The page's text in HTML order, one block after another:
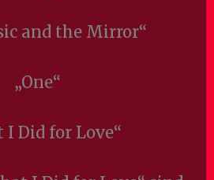
and the Mirror“
„One“
I Did for Love“